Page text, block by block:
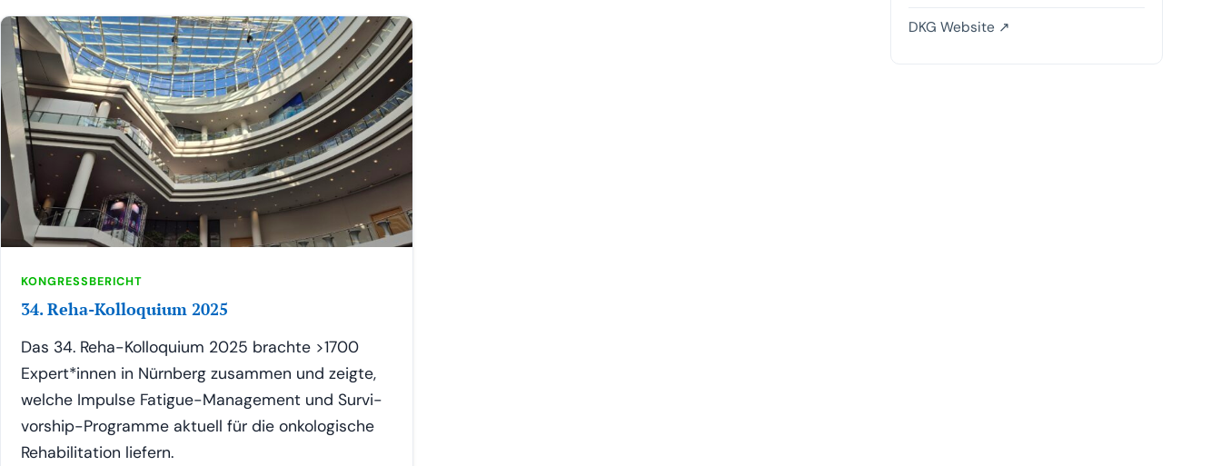
KONGRESSBERICHT
34. Reha-Kolloquium 2025
Das 34. Reha-Kol­lo­qui­um 2025 brach­te >1700
Expert*innen in Nürn­berg zusam­men und zeig­te,
wel­che Impul­se Fati­gue-Manage­ment und Sur­vi­
vor­ship-Pro­gram­me aktu­ell für die onko­lo­gi­sche
Reha­bi­li­ta­ti­on liefern.
DKG Website ↗